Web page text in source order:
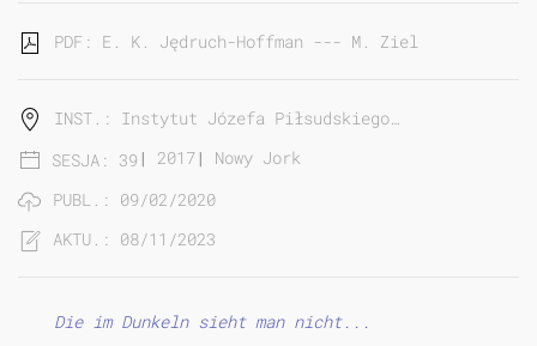
Die im Dunkeln sieht man nicht...
PDF: E. K. Jędruch-Hoffman --- M. Zieliński |
INST.: Instytut Józefa Piłsudskiego…
SESJA: 39 | 2017| Nowy Jork
PUBL.: 09/02/2020
AKTU.: 08/11/2023